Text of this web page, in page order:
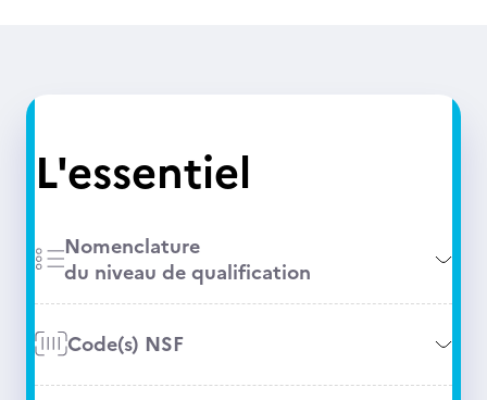
L'essentiel
Nomenclature
du niveau de qualification
Code(s) NSF